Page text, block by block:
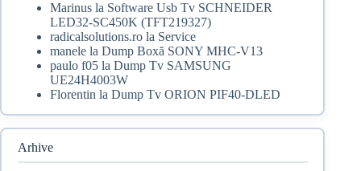
Marinusla Software Usb Tv SCHNEIDER
LED32-SC450K (TFT219327)
radicalsolutions.rola Service
manelela Dump Boxă SONY MHC-V13
paulo f05la Dump Tv SAMSUNG
UE24H4003W
Florentin la Dump Tv ORION PIF40-DLED
Arhive